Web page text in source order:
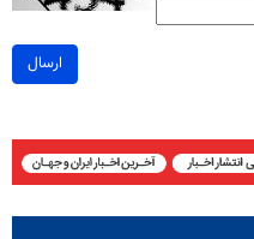
ارسال